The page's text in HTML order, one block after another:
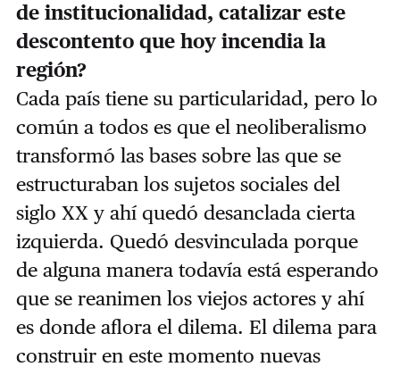
de institucionalidad, catalizar este
descontento que hoy incendia la
región?
Cada país tiene su particularidad, pero lo
común a todos es que el neoliberalismo
transformó las bases sobre las que se
estructuraban los sujetos sociales del
siglo XX y ahí quedó desanclada cierta
izquierda. Quedó desvinculada porque
de alguna manera todavía está esperando
que se reanimen los viejos actores y ahí
es donde aflora el dilema. El dilema para
construir en este momento nuevas